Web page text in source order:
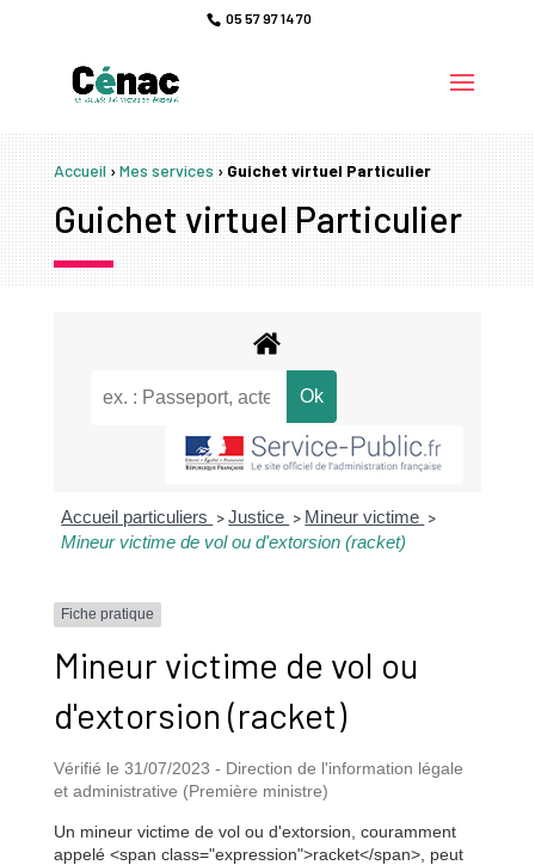
05 57 97 14 70
Accueil›Mes services›Guichet virtuel Particulier
Guichet virtuel Particulier
Accueil particuliers > Justice > Mineur victime >
Mineur victime de vol ou d'extorsion (racket)
Fiche pratique
Mineur victime de vol ou
d'extorsion (racket)
Vérifié le 31/07/2023 - Direction de l'information légale
et administrative (Première ministre)
Un mineur victime de vol ou d'extorsion, couramment
appelé <span class="expression">racket</span>, peut